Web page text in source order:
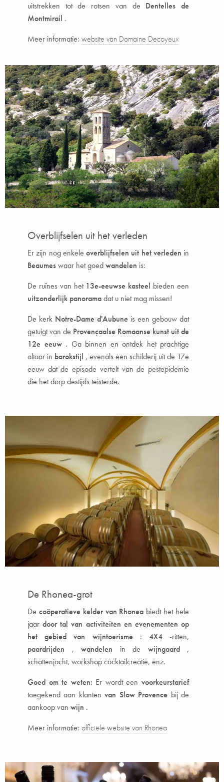
uitstrekken tot de rotsen van de Dentelles de
Montmirail .
Meer informatie: website van Domaine Decoyeux
Overblijfselen uit het verleden
Er zijn nog enkele overblijfselen uit het verleden in
Beaumeswaar het goedwandelen is:
De ruïnes van het 13e-eeuwse kasteel bieden een
uitzonderlijk panoramadat u niet mag missen!
De kerk Notre-Dame d'Aubune is een gebouw dat
getuigt van de Provençaalse Romaanse kunst uit de
12e eeuw. Ga binnen en ontdek het prachtige
altaar in barokstijl , evenals een schilderij uit de 17e
eeuw dat de episode vertelt van de pestepidemie
die het dorp destijds teisterde.
De Rhonea-grot
De coöperatieve kelder van Rhonea biedt het hele
jaardoor tal van activiteiten en evenementen op
het gebied van wijntoerisme : 4X4-ritten,
paardrijden , wandelen in de wijngaard,
schattenjacht, workshop cocktailcreatie, enz.
Goed om te weten: Er wordt eenvoorkeurstarief
toegekend aan klantenvan Slow Provence bij de
aankoop van wijn .
Meer informatie: officiële website van Rhonea